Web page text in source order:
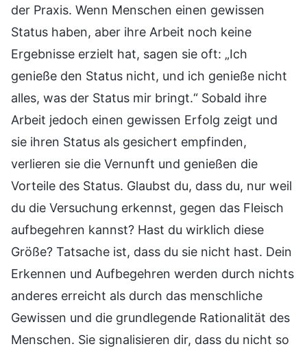
der Praxis. Wenn Menschen einen gewissen
Status haben, aber ihre Arbeit noch keine
Ergebnisse erzielt hat, sagen sie oft: „Ich
genieße den Status nicht, und ich genieße nicht
alles, was der Status mir bringt.“ Sobald ihre
Arbeit jedoch einen gewissen Erfolg zeigt und
sie ihren Status als gesichert empfinden,
verlieren sie die Vernunft und genießen die
Vorteile des Status. Glaubst du, dass du, nur weil
du die Versuchung erkennst, gegen das Fleisch
aufbegehren kannst? Hast du wirklich diese
Größe? Tatsache ist, dass du sie nicht hast. Dein
Erkennen und Aufbegehren werden durch nichts
anderes erreicht als durch das menschliche
Gewissen und die grundlegende Rationalität des
Menschen. Sie signalisieren dir, dass du nicht so